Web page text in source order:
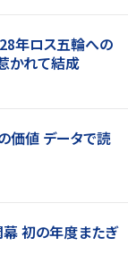
年ロス五輪への
かれて結成
価値 データで読
幕 初の年度またぎ